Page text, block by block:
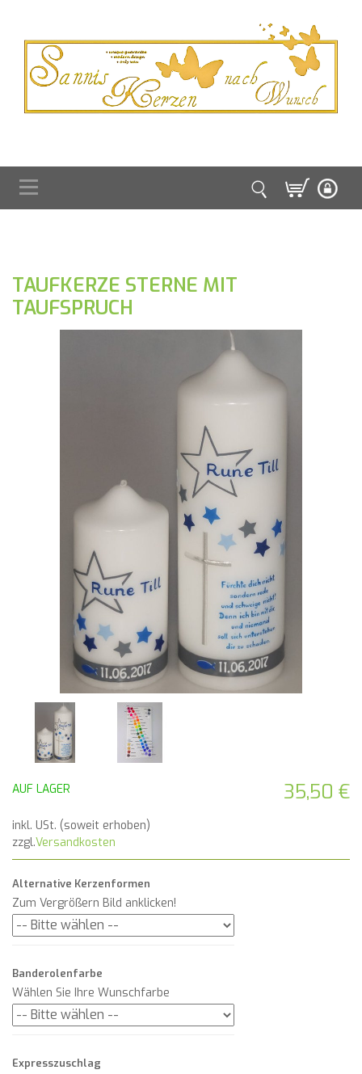
TAUFKERZE STERNE MIT
TAUFSPRUCH
35,50 €
AUF LAGER
inkl. USt. (soweit erhoben)
zzgl.Versandkosten
Alternative Kerzenformen
Zum Vergrößern Bild anklicken!
Banderolenfarbe
Wählen Sie Ihre Wunschfarbe
Expresszuschlag